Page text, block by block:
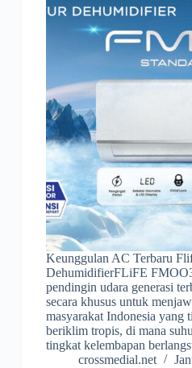
Keunggulan AC Terbaru
DehumidifierFLiFE
pendingin udara generasi
secara khusus untuk
masyarakat Indonesia yang
beriklim tropis, di mana
tingkat kelembapan
crossmedial.net